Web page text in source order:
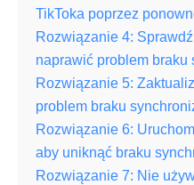
TikToka poprzez
Rozwiązanie 4:
naprawić problem braku
Rozwiązanie 5:
problem braku
Rozwiązanie 6:
aby uniknąć braku
Rozwiązanie 7: Nie